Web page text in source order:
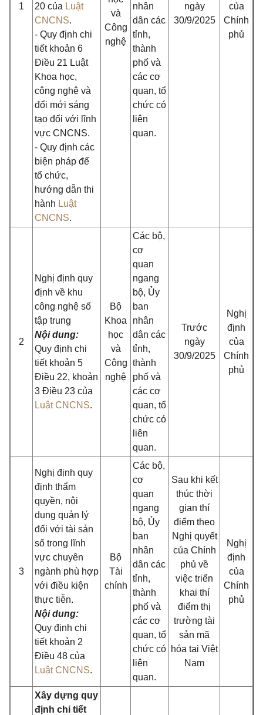
1
20 của Luật
CNCNS.
- Quy định chi
tiết khoản 6
Điều 21 Luật
Khoa học,
công nghệ và
đổi mới sáng
tạo đối với lĩnh
vực CNCNS.
- Quy định các
biện pháp để
tổ chức,
hướng dẫn thi
hành Luật
CNCNS.
và
Công
nghệ
nhân
dân các
tỉnh,
thành
phố và
các cơ
quan, tổ
chức có
liên
quan.
ngày
30/9/2025
của
Chính
phủ
2
Nghị định quy
định về khu
công nghệ số
tập trung
Nội dung:
Quy định chi
tiết khoản 5
Điều 22, khoản
3 Điều 23 của
Luật CNCNS.
Bộ
Khoa
học
và
Công
nghệ
Các bộ,
cơ
quan
ngang
bộ, Ủy
ban
nhân
dân các
tỉnh,
thành
phố và
các cơ
quan, tổ
chức có
liên
quan.
Trước
ngày
30/9/2025
Nghị
định
của
Chính
phủ
3
Nghị định quy
định thẩm
quyền, nội
dung quản lý
đối với tài sản
số trong lĩnh
vực chuyên
ngành phù hợp
với điều kiện
thực tiễn.
Nội dung:
Quy định chi
tiết khoản 2
Điều 48 của
Luật CNCNS.
Bộ
Tài
chính
Các bộ,
cơ
quan
ngang
bộ, Ủy
ban
nhân
dân các
tỉnh,
thành
phố và
các cơ
quan, tổ
chức có
liên
quan.
Sau khi kết
thúc thời
gian thí
điểm theo
Nghị quyết
của Chính
phủ về
việc triển
khai thí
điểm thị
trường tài
sản mã
hóa tại Việt
Nam
Nghị
định
của
Chính
phủ
Xây dựng quy
định chi tiết